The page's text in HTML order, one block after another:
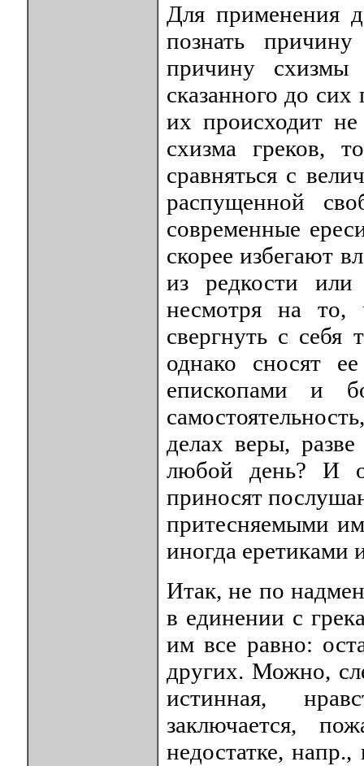
Для применения
познать
причину
сказанного до
их происходит не
схизма греков,
сравняться с
распущенной
современные
скорее избегают
из редкости
несмотря на то,
свергнуть с
однако сносят
епископами и
делах веры,
любой день? И
приносят
притесняемыми
иногда еретиками
Итак, не по
в единении с
им все равно:
других. Можно,
истинная,
заключается,
недостатке,